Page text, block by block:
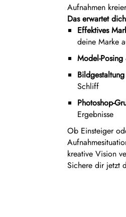
Aufnahmen
Das erwartet
Effektives
deine Marke
Model-
Schliff
Photoshop-
Ergebnisse
Ob Einsteiger
kreative Vision
Sichere dir jetzt